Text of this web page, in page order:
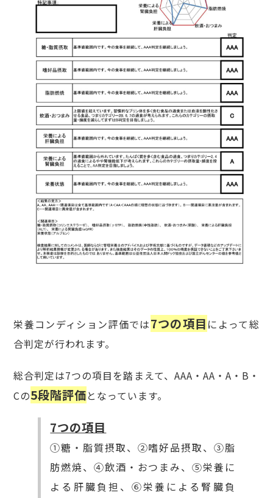
栄養コンディション評価では7つの項目 によって総
合判定が行われます。
総合判定は7つの項目を踏まえて、AAA・AA・A・B・
Cの5段階評価となっています。
7つの項目
①糖・脂質摂取、②嗜好品摂取、③脂
肪燃焼、④飲酒・おつまみ、⑤栄養に
よる肝臓負担、⑥栄養による腎臓負